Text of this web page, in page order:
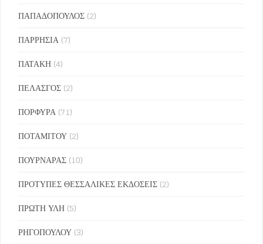
ΠΑΠΑΔΟΠΟΥΛΟΣ (2)
ΠΑΡΡΗΣΙΑ (7)
ΠΑΤΑΚΗ (4)
ΠΕΛΑΣΓΟΣ (2)
ΠΟΡΦΥΡΑ (71)
ΠΟΤΑΜΙΤΟΥ (2)
ΠΟΥΡΝΑΡΑΣ (10)
ΠΡΟΤΥΠΕΣ ΘΕΣΣΑΛΙΚΕΣ ΕΚΔΟΣΕΙΣ (2)
ΠΡΩΤΗ ΥΛΗ (5)
ΡΗΓΟΠΟΥΛΟΥ (3)